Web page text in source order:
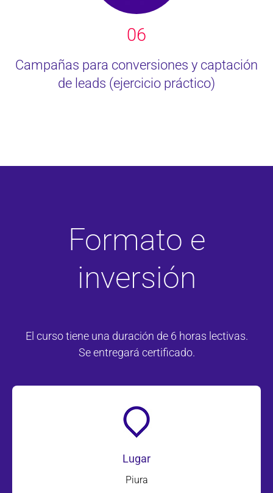
06
Campañas para conversiones y captación
de leads (ejercicio práctico)
Formato e
inversión
El curso tiene una duración de 6 horas lectivas.
Se entregará certificado.
Lugar
Piura